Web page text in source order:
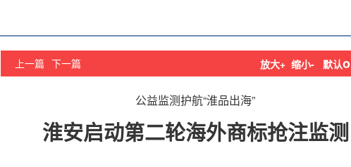
上一篇 下一篇 放大+ 缩小- 默认o
公益监测护航“淮品出海”
淮安启动第二轮海外商标抢注监测